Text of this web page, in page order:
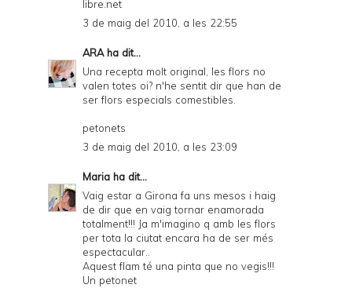
libre.net
3 de maig del 2010, a les 22:55
ARAha dit...
Una recepta molt original, les flors no
valen totes oi? n'he sentit dir que han de
ser flors especials comestibles.
petonets
3 de maig del 2010, a les 23:09
Maria ha dit...
Vaig estar a Girona fa uns mesos i haig
de dir que en vaig tornar enamorada
totalment!!! Ja m'imagino q amb les flors
per tota la ciutat encara ha de ser més
espectacular..
Aquest flam té una pinta que no vegis!!!
Un petonet